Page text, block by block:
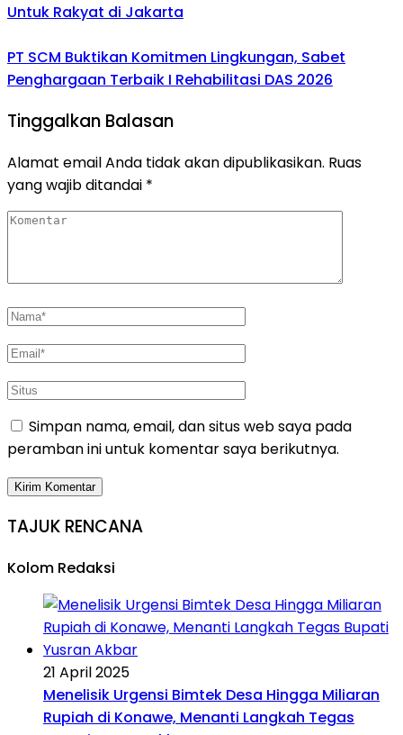
Untuk Rakyat di Jakarta
PT SCM Buktikan Komitmen Lingkungan, Sabet
Penghargaan Terbaik I Rehabilitasi DAS 2026
Tinggalkan Balasan
Alamat email Anda tidak akan dipublikasikan. Ruas
yang wajib ditandai *
Simpan nama, email, dan situs web saya pada
peramban ini untuk komentar saya berikutnya.
TAJUK RENCANA
Kolom Redaksi
21 April 2025
Menelisik Urgensi Bimtek Desa Hingga Miliaran
Rupiah di Konawe, Menanti Langkah Tegas